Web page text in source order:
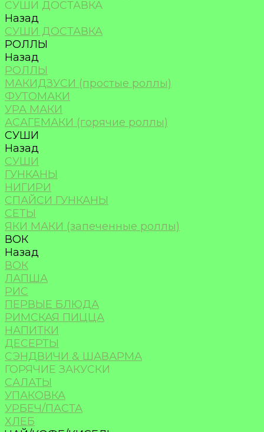
СУШИ ДОСТАВКА
Назад
СУШИ ДОСТАВКА
РОЛЛЫ
Назад
РОЛЛЫ
МАКИДЗУСИ (простые роллы)
ФУТОМАКИ
УРА МАКИ
АСАГЕМАКИ (горячие роллы)
СУШИ
Назад
СУШИ
ГУНКАНЫ
НИГИРИ
СПАЙСИ ГУНКАНЫ
СЕТЫ
ЯКИ МАКИ (запеченные роллы)
ВОК
Назад
ВОК
ЛАПША
РИС
ПЕРВЫЕ БЛЮДА
РИМСКАЯ ПИЦЦА
НАПИТКИ
ДЕСЕРТЫ
СЭНДВИЧИ & ШАВАРМА
ГОРЯЧИЕ ЗАКУСКИ
САЛАТЫ
УПАКОВКА
УРБЕЧ/ПАСТА
ХЛЕБ